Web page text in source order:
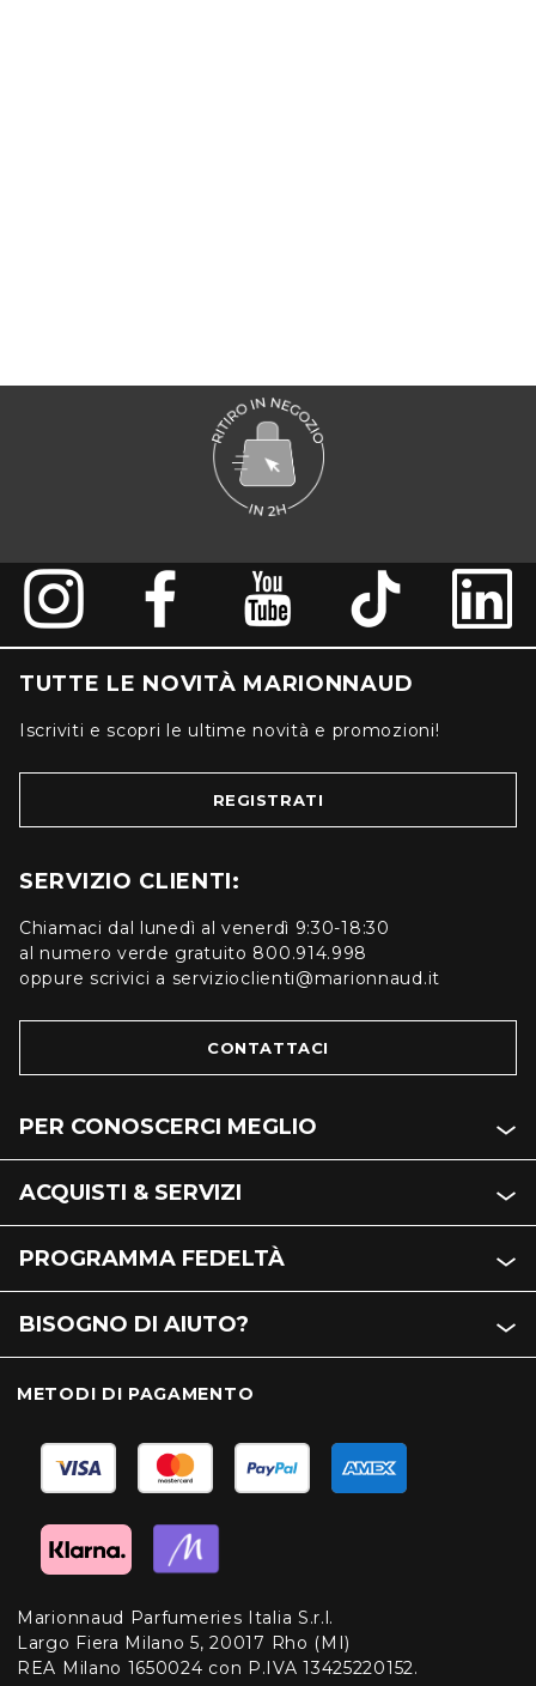
TUTTE LE NOVITÀ MARIONNAUD
Iscriviti e scopri le ultime novità e promozioni!
REGISTRATI
SERVIZIO CLIENTI:
Chiamaci dal lunedì al venerdì 9:30-18:30
al numero verde gratuito 800.914.998
oppure scrivici a servizioclienti@marionnaud.it
CONTATTACI
PER CONOSCERCI MEGLIO
ACQUISTI & SERVIZI
PROGRAMMA FEDELTÀ
BISOGNO DI AIUTO?
METODI DI PAGAMENTO
Marionnaud Parfumeries Italia S.r.l.
Largo Fiera Milano 5, 20017 Rho (MI)
REA Milano 1650024 con P.IVA 13425220152.